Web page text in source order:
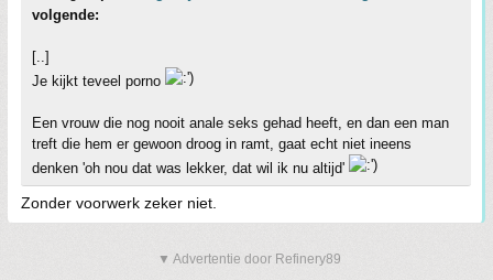
volgende:
[..]
Je kijkt teveel porno
Een vrouw die nog nooit anale seks gehad heeft, en dan een man
treft die hem er gewoon droog in ramt, gaat echt niet ineens
denken 'oh nou dat was lekker, dat wil ik nu altijd'
Zonder voorwerk zeker niet.
▼ Advertentie door Refinery89